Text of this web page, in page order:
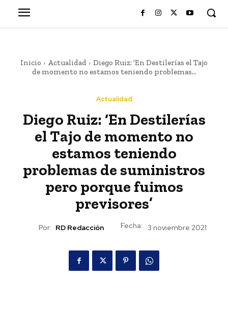
Inicio Actualidad
Diego Ruiz: 'En Destilerías el Tajo
de momento no estamos teniendo problemas...
Actualidad
Diego Ruiz: ‘En Destilerías
el Tajo de momento no
estamos teniendo
problemas de suministros
pero porque fuimos
previsores’
Por: RD Redacción Fecha: 3 noviembre 2021